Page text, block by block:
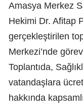
Amasya Merkez
Hekimi Dr. Afitap
gerçekleştirilen
Merkezi’nde
Toplantıda,
vatandaşlara
hakkında